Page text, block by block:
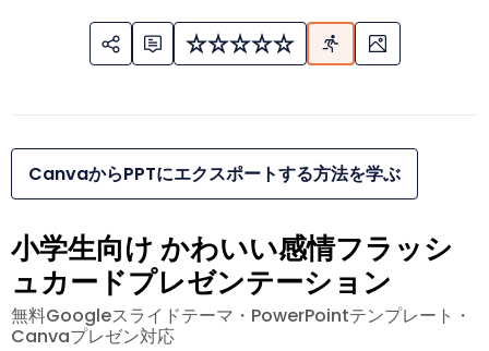
CanvaからPPTにエクスポートする方法を学ぶ
小学生向け かわいい感情フラッシ
ュカードプレゼンテーション
無料Googleスライドテーマ・PowerPointテンプレート・
Canvaプレゼン対応